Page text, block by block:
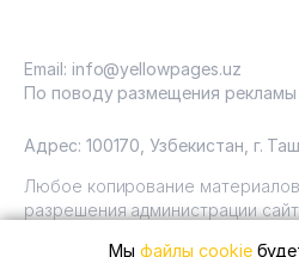
Email: info@yellowpages.uz
По поводу размещения рекламы
Адрес: 100170, Узбекистан, г.
Любое копирование
разрешения администрации
Мыфайлы cookie